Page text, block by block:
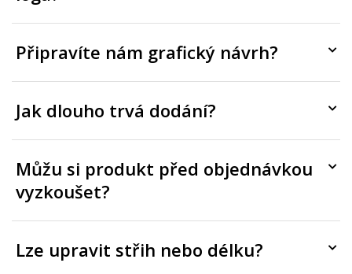
Připravíte nám grafický návrh?
Jak dlouho trvá dodání?
Můžu si produkt před objednávkou
vyzkoušet?
Lze upravit střih nebo délku?